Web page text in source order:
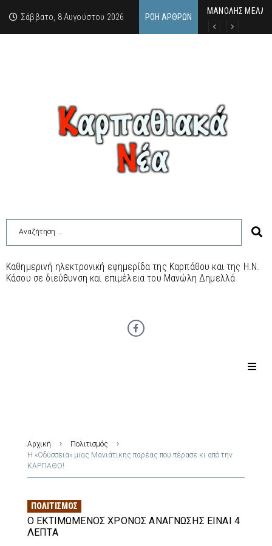
Σάββατο, 8 Αυγούστου 2026 ΡΟΉ ΆΡΘΡΩΝ
MΑΝΟΛΗΣ ΜΕΛΑΣ:
ΕΚΔΗΛΩΣΗ ΤΙΜΗΣ
Κάθε καλοκαίρι
Καθημερινή ηλεκτρονική εφημερίδα της Καρπάθου και της Η.Ν.
Κάσου σε διεύθυνση και επιμέλεια του Μανώλη Δημελλά
Αρχική
Πολιτισμός
Η «Οδύσσεια» μιας Μανιάτικης παρέας που πέρασε κι από την
ΚΑΡΠΑΘΟ!
ΠΟΛΙΤΙΣΜΌΣ
Ο ΕΚΤΙΜΏΜΕΝΟΣ ΧΡΌΝΟΣ ΑΝΆΓΝΩΣΗΣ ΕΊΝΑΙ 4
ΛΕΠΤΆ